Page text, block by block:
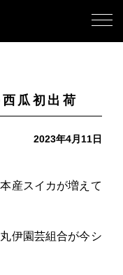
瓜初出荷
2023年4月11日
産スイカが増えて
伊園芸組合が今シ